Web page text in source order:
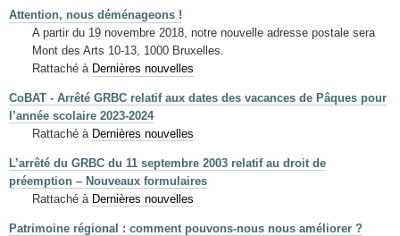
Attention, nous déménageons !
A partir du 19 novembre 2018, notre nouvelle adresse postale sera
Mont des Arts 10-13, 1000 Bruxelles.
Rattaché à Dernières nouvelles
CoBAT - Arrêté GRBC relatif aux dates des vacances de Pâques pour
l’année scolaire 2023-2024
Rattaché à Dernières nouvelles
L’arrêté du GRBC du 11 septembre 2003 relatif au droit de
préemption – Nouveaux formulaires
Rattaché à Dernières nouvelles
Patrimoine régional : comment pouvons-nous nous améliorer ?